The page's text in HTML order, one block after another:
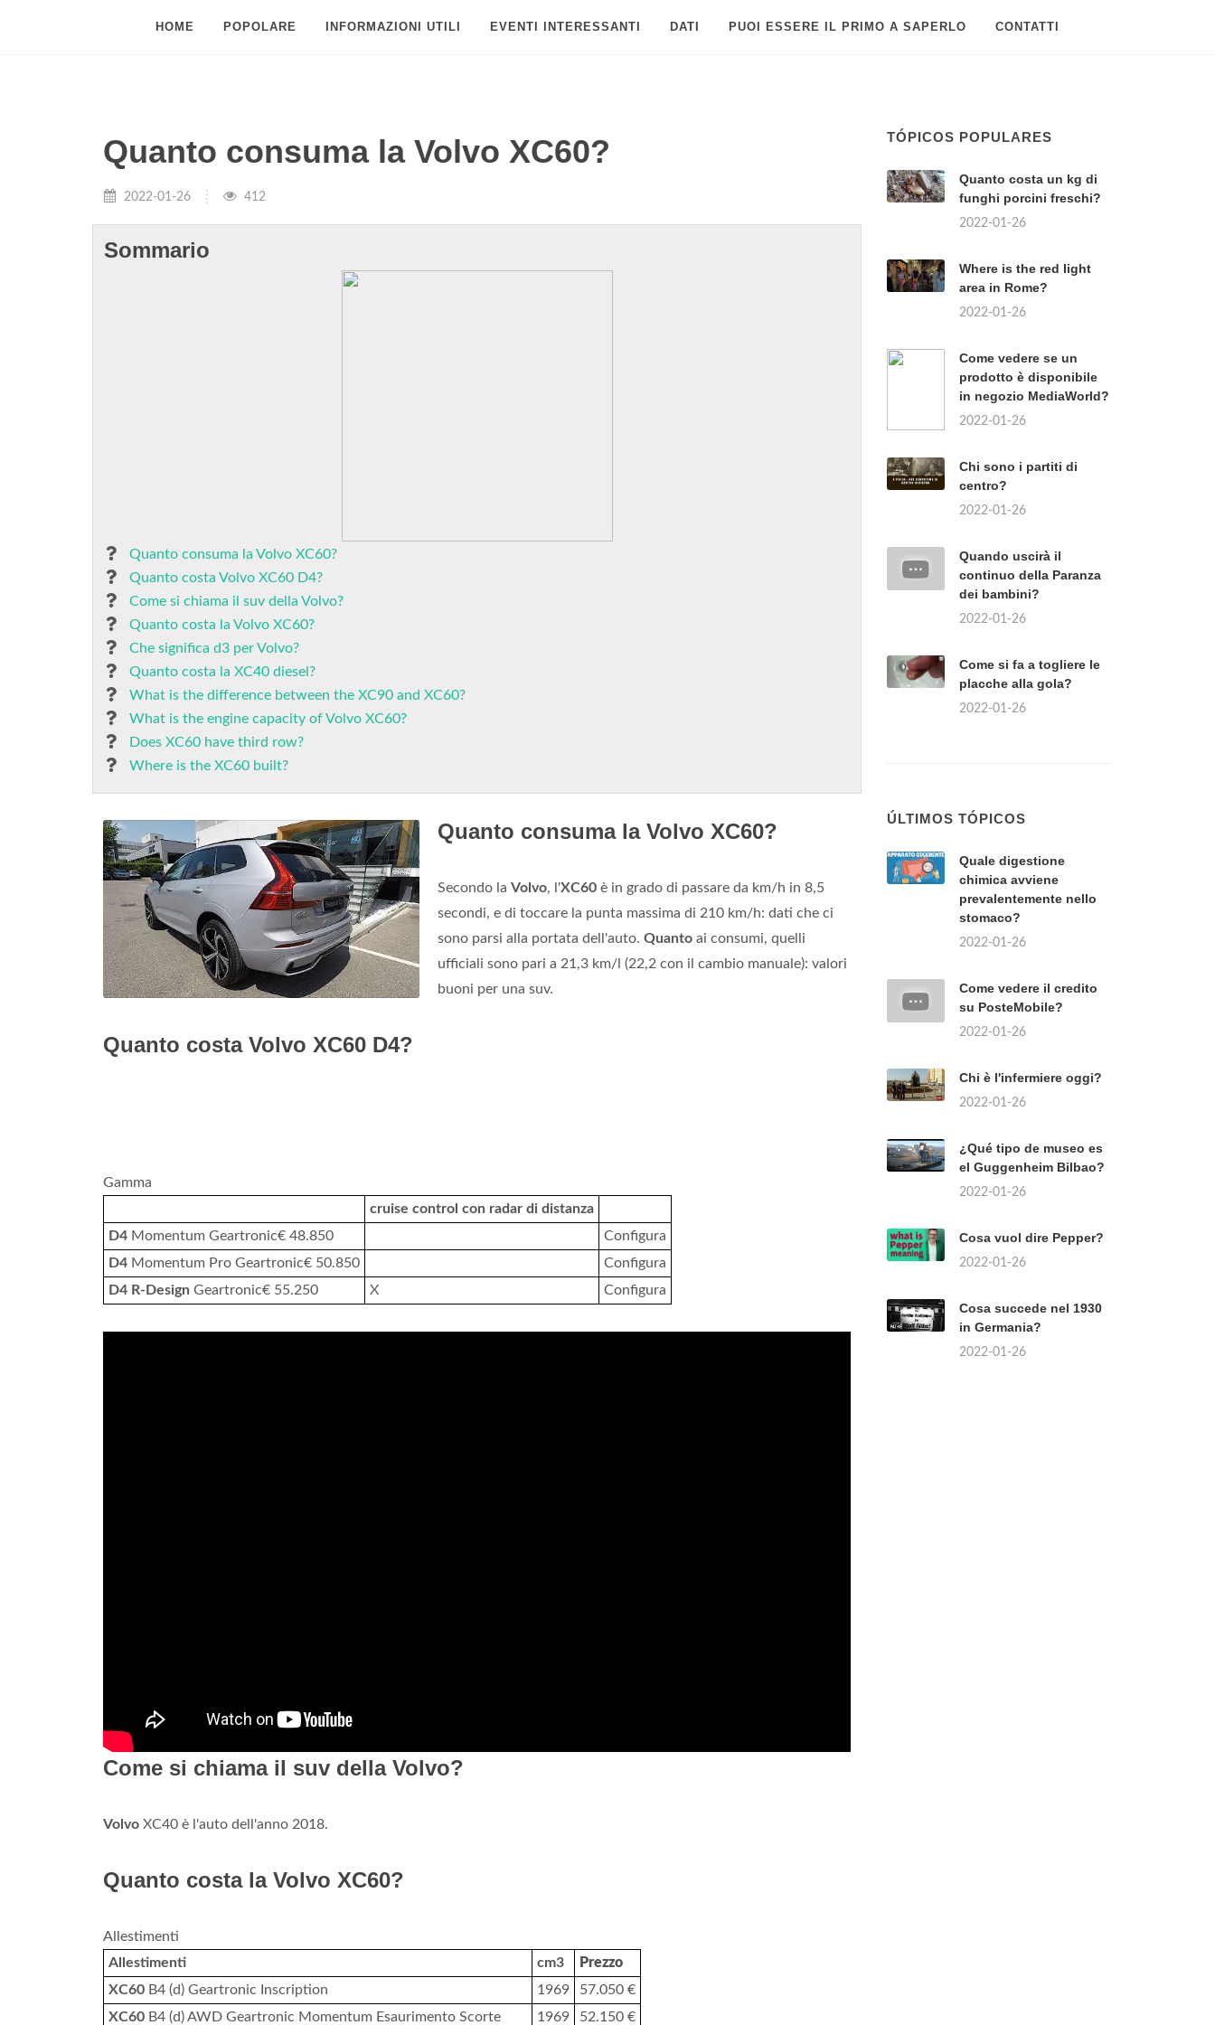
HOME POPOLARE INFORMAZIONI UTILI EVENTI INTERESSANTI DATI PUOI ESSERE IL PRIMO A SAPERLO CONTATTI
Quanto consuma la Volvo XC60?
2022-01-26 412
Sommario
Quanto consuma la Volvo XC60?
Quanto costa Volvo XC60 D4?
Come si chiama il suv della Volvo?
Quanto costa la Volvo XC60?
Che significa d3 per Volvo?
Quanto costa la XC40 diesel?
What is the difference between the XC90 and XC60?
What is the engine capacity of Volvo XC60?
Does XC60 have third row?
Where is the XC60 built?
Quanto consuma la Volvo XC60?
Secondo la Volvo, l'XC60 è in grado di passare da km/h in 8,5
secondi, e di toccare la punta massima di 210 km/h: dati che ci
sono parsi alla portata dell'auto. Quanto ai consumi, quelli
ufficiali sono pari a 21,3 km/l (22,2 con il cambio manuale): valori
buoni per una suv.
Quanto costa Volvo XC60 D4?
Gamma
cruise control con radar di distanza
D4 Momentum Geartronic€ 48.850
Configura
D4 Momentum Pro Geartronic€ 50.850
Configura
D4 R-Design Geartronic€ 55.250 X Configura
Come si chiama il suv della Volvo?
Volvo XC40 è l'auto dell'anno 2018.
Quanto costa la Volvo XC60?
Allestimenti
Allestimenti
cm3
Prezzo
XC60 B4 (d) Geartronic Inscription 1969
57.050 €
XC60 B4 (d) AWD Geartronic Momentum Esaurimento Scorte 1969
52.150 €
TÓPICOS POPULARES
Quanto costa un kg di
funghi porcini freschi?
2022-01-26
Where is the red light
area in Rome?
2022-01-26
Come vedere se un
prodotto è disponibile
in negozio MediaWorld?
2022-01-26
Chi sono i partiti di
centro?
2022-01-26
Quando uscirà il
continuo della Paranza
dei bambini?
2022-01-26
Come si fa a togliere le
placche alla gola?
2022-01-26
ÚLTIMOS TÓPICOS
Quale digestione
chimica avviene
prevalentemente nello
stomaco?
2022-01-26
Come vedere il credito
su PosteMobile?
2022-01-26
Chi è l'infermiere oggi?
2022-01-26
¿Qué tipo de museo es
el Guggenheim Bilbao?
2022-01-26
Cosa vuol dire Pepper?
2022-01-26
Cosa succede nel 1930
in Germania?
2022-01-26